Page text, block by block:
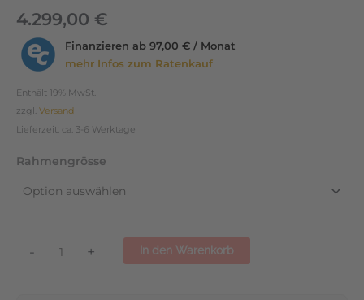
4.299,00 €
Finanzieren ab 97,00 € / Monat
mehr Infos zum Ratenkauf
Enthält 19% MwSt.
zzgl. Versand
Lieferzeit: ca. 3-6 Werktage
Rahmengrösse
- + In den Warenkorb